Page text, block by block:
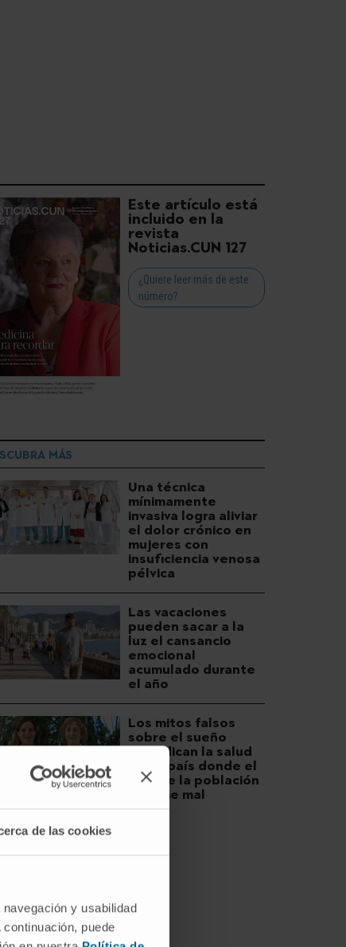
de las cookies
y usabilidad
puede
Este artículo está
incluido en la
revista
Noticias.CUN 127
¿Quiere leer más de este
número?
MÁS
Una técnica
mínimamente
invasiva logra aliviar
el dolor crónico en
mujeres con
insuficiencia venosa
pélvica
Las vacaciones
pueden sacar a la
luz el cansancio
emocional
acumulado durante
el año
Los mitos falsos
sobre el sueño
perjudican la salud
en un país donde el
48% de la población
duerme mal